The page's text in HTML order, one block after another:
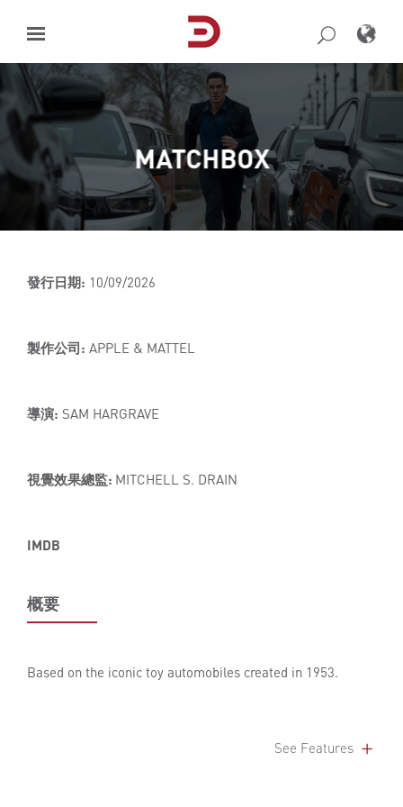
content
MATCHBOX
發行日期: 10/09/2026
製作公司: APPLE & MATTEL
導演: SAM HARGRAVE
視覺效果總監: MITCHELL S. DRAIN
IMDB
概要
Based on the iconic toy automobiles created in 1953.
See Features